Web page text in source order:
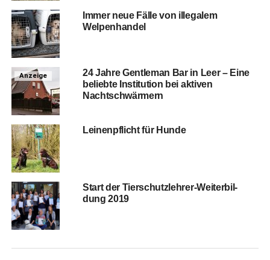
Immer neue Fäl­le von ille­ga­lem
Welpenhandel
Anzeige
24 Jah­re Gen­tle­man Bar in Leer – Eine
belieb­te Insti­tu­ti­on bei akti­ven
Nachtschwärmern
Lei­nen­pflicht für Hunde
Start der Tier­schutz­leh­rer-Wei­ter­bil­
dung 2019